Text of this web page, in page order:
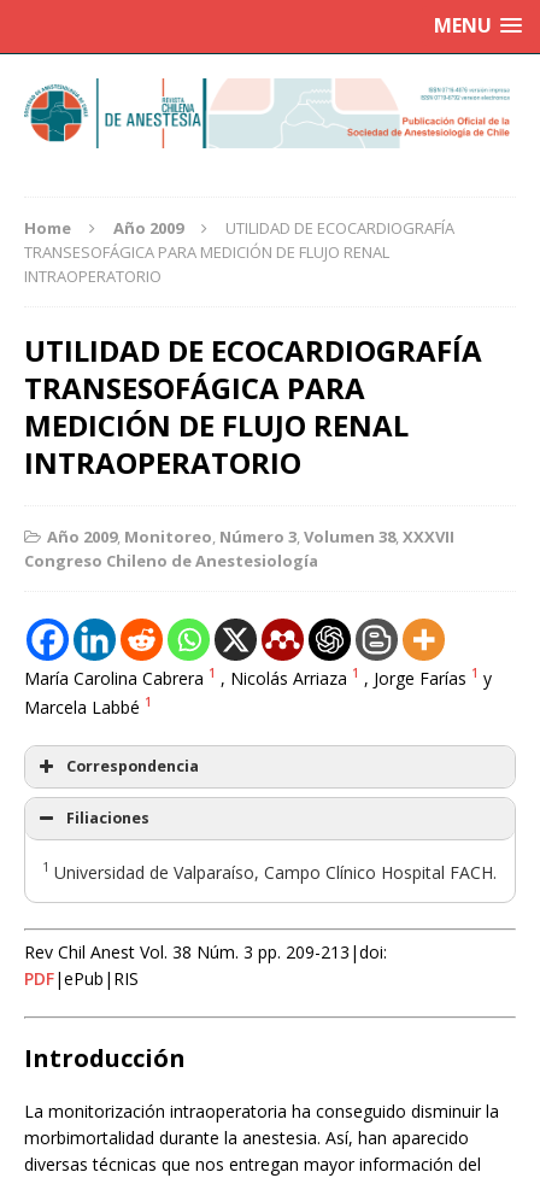
MENU
Home Año 2009
UTILIDAD DE ECOCARDIOGRAFÍA
TRANSESOFÁGICA PARA MEDICIÓN DE FLUJO RENAL
INTRAOPERATORIO
UTILIDAD DE ECOCARDIOGRAFÍA
TRANSESOFÁGICA PARA
MEDICIÓN DE FLUJO RENAL
INTRAOPERATORIO
Año 2009, Monitoreo, Número 3,Volumen 38,XXXVII
Congreso Chileno de Anestesiología
María Carolina Cabrera 1 , Nicolás Arriaza 1 , Jorge Farías 1 y
Marcela Labbé 1
Correspondencia
Filiaciones
1 Universidad de Valparaíso, Campo Clínico Hospital FACH.
Rev Chil Anest Vol. 38 Núm. 3 pp. 209-213|doi:
PDF|ePub|RIS
Introducción
La monitorización intraoperatoria ha conseguido disminuir la
morbimortalidad durante la anestesia. Así, han aparecido
diversas técnicas que nos entregan mayor información del